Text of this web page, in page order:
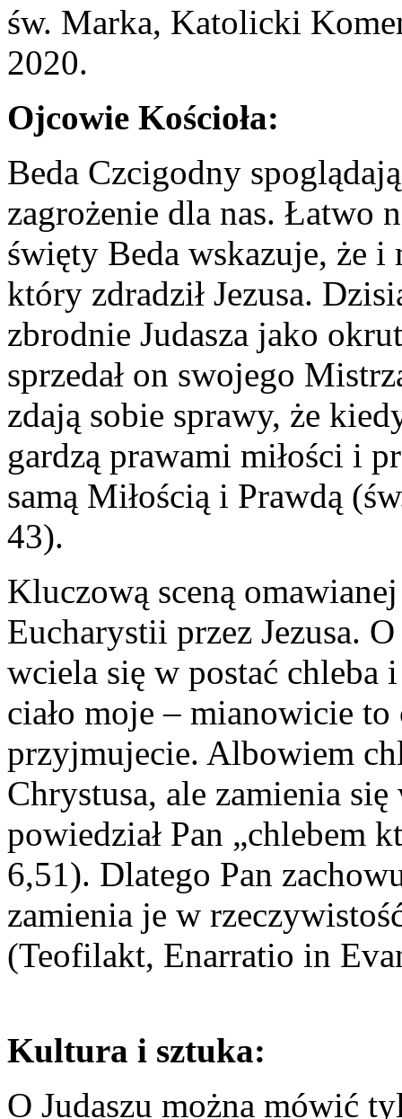
św. Marka, Katolicki
2020.
Ojcowie Kościoła:
Beda Czcigodny
zagrożenie dla nas. Łatwo
święty Beda wskazuje, że i
który zdradził Jezusa.
zbrodnie Judasza jako
sprzedał on swojego
zdają sobie sprawy, że
gardzą prawami miłości i
samą Miłością i Prawdą
43).
Kluczową sceną
Eucharystii przez Jezusa.
wciela się w postać chleba
ciało moje – mianowicie
przyjmujecie. Albowiem
Chrystusa, ale zamienia
powiedział Pan „chlebem
6,51). Dlatego Pan
zamienia je w
(Teofilakt, Enarratio in
Kultura i sztuka:
O Judaszu można mówić